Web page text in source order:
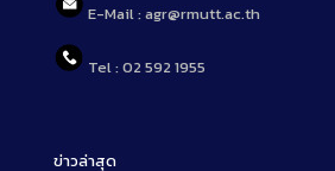
E-Mail : agr@rmutt.ac.th
Tel : 02 592 1955
ข่าวล่าสุด